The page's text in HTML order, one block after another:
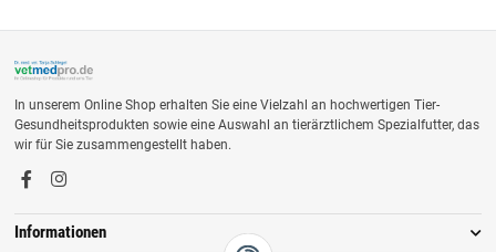
In unserem Online Shop erhalten Sie eine Vielzahl an hochwertigen Tier-
Gesundheitsprodukten sowie eine Auswahl an tierärztlichem Spezialfutter, das
wir für Sie zusammengestellt haben.
Informationen